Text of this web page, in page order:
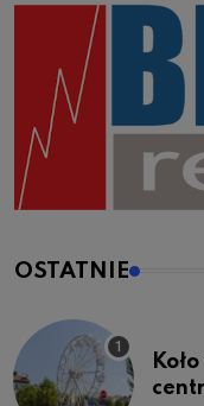
OSTATNIE